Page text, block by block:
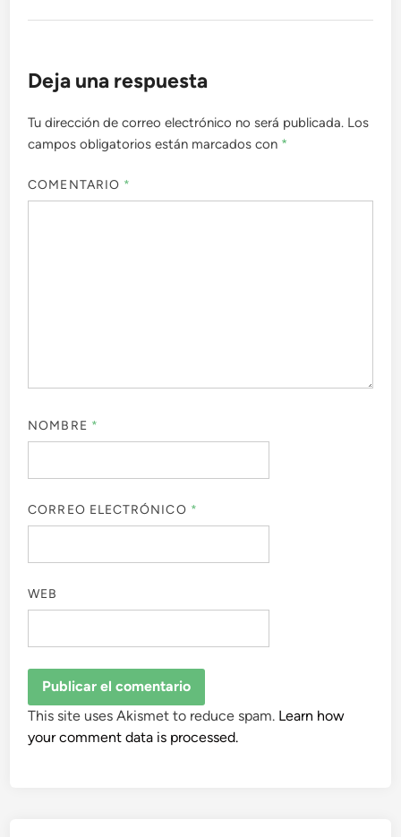
Deja una respuesta
Tu dirección de correo electrónico no será publicada. Los
campos obligatorios están marcados con *
COMENTARIO *
NOMBRE *
CORREO ELECTRÓNICO *
WEB
This site uses Akismet to reduce spam. Learn how
your comment data is processed.